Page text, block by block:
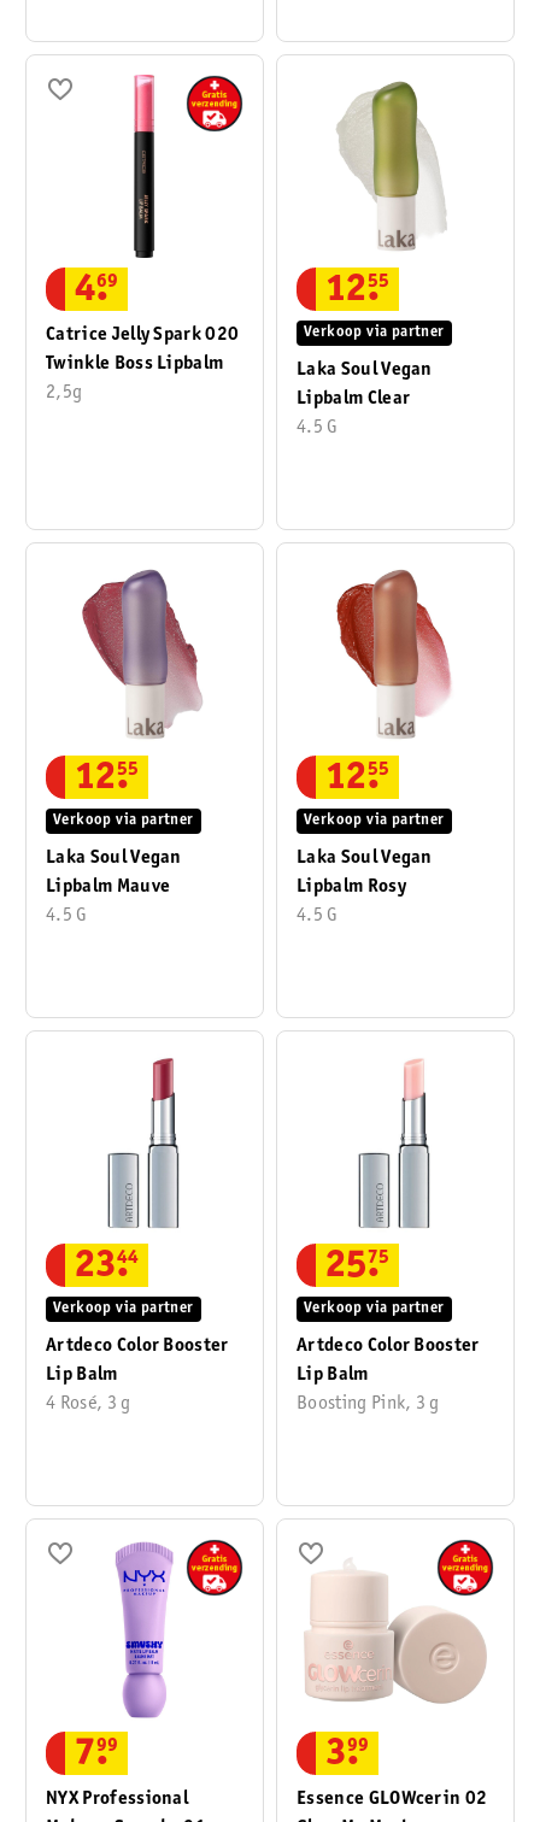
Catrice Jelly Spark 020
Twinkle Boss Lipbalm
2,5g
4.
69
Laka Soul Vegan
Lipbalm Clear
4.5 G
Verkoop via partner
12.
55
Laka Soul Vegan
Lipbalm Mauve
4.5 G
Verkoop via partner
12.
55
Laka Soul Vegan
Lipbalm Rosy
4.5 G
Verkoop via partner
12.
55
Artdeco Color Booster
Lip Balm
4 Rosé, 3 g
Verkoop via partner
23.
44
Artdeco Color Booster
Lip Balm
Boosting Pink, 3 g
Verkoop via partner
25.
75
NYX Professional
7.
99
Essence GLOWcerin 02
3.
99